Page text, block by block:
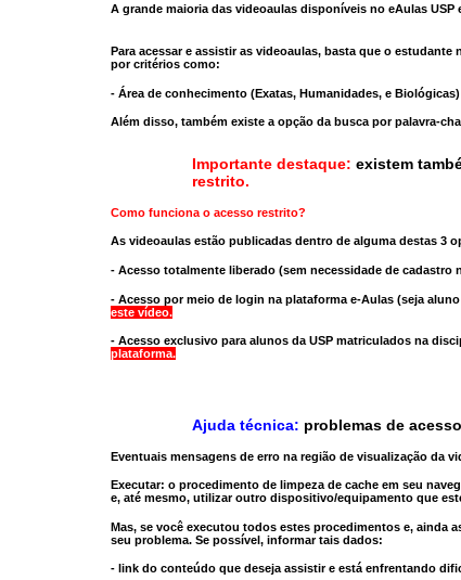
A grande maioria das videoaulas disponíveis no eAulas USP
Para acessar e assistir as videoaulas, basta que o
por critérios como:
- Área de conhecimento (Exatas, Humanidades, e
Além disso, também existe a opção da busca por palavra-
Importante destaque: existem
restrito.
Como funciona o acesso restrito?
As videoaulas estão publicadas dentro de alguma destas 3
- Acesso totalmente liberado (sem necessidade de cadastro
- Acesso por meio de login na plataforma e-Aulas (seja
este vídeo.
- Acesso exclusivo para alunos da USP matriculados na
plataforma.
Ajuda técnica: problemas de
Eventuais mensagens de erro na região de visualização da
Executar: o procedimento de limpeza de cache em seu
e, até mesmo, utilizar outro dispositivo/equipamento que
Mas, se você executou todos estes procedimentos e, ainda
seu problema. Se possível, informar tais dados:
- link do conteúdo que deseja assistir e está enfrentando